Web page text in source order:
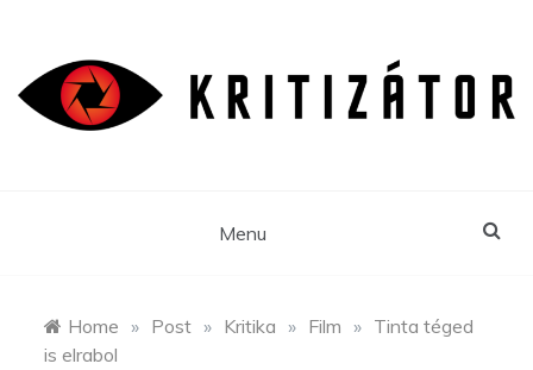
content
Menu
Home » Post » Kritika » Film » Tinta téged
is elrabol